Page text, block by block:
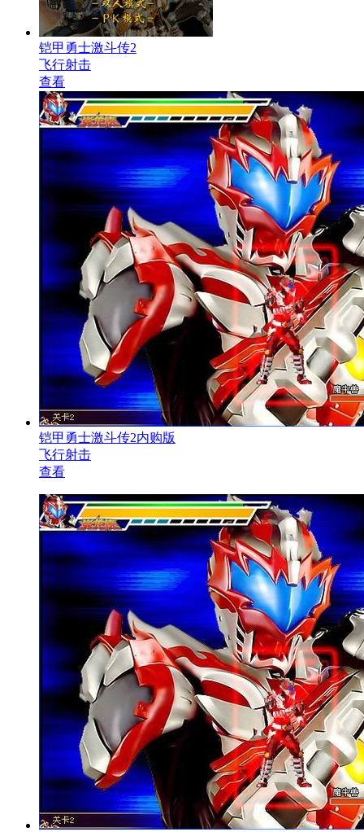
铠甲勇士激斗传2
飞行射击
查看
铠甲勇士激斗传2内购版
飞行射击
查看